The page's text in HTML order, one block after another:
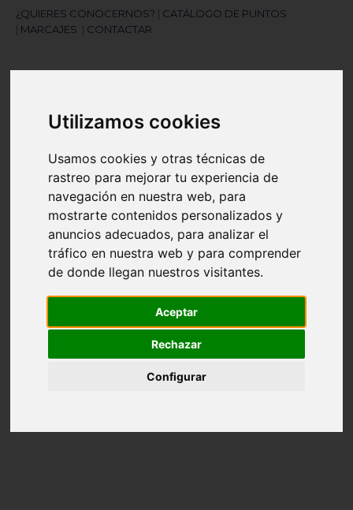
Utilizamos cookies
Usamos cookies y otras técnicas de
rastreo para mejorar tu experiencia de
navegación en nuestra web, para
mostrarte contenidos personalizados y
anuncios adecuados, para analizar el
tráfico en nuestra web y para comprender
de donde llegan nuestros visitantes.
Aceptar
Rechazar
Configurar
¿QUIERES CONOCERNOS? | CATÁLOGO DE PUNTOS
| MARCAJES | CONTACTAR
¿Necesitas ayuda?
945 121 003
Navegación
search
Inicio
Portadocumentos Viaje Poliéster 600D
con accesorio para cinturón